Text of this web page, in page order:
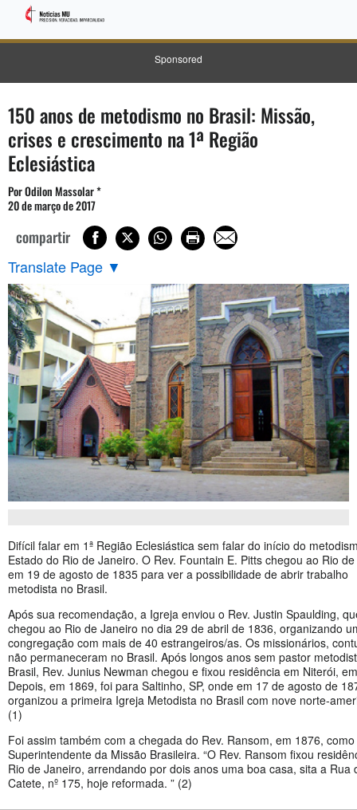
Sponsored
150 anos de metodismo no Brasil: Missão,
crises e crescimento na 1ª Região
Eclesiástica
Por Odilon Massolar *
20 de março de 2017
compartir
Translate Page ▼
Difícil falar em 1ª Região Eclesiástica sem falar do início do
Estado do Rio de Janeiro. O Rev. Fountain E. Pitts chegou ao Rio
em 19 de agosto de 1835 para ver a possibilidade de abrir trabalho
metodista no Brasil.
Após sua recomendação, a Igreja enviou o Rev. Justin Spaulding,
chegou ao Rio de Janeiro no dia 29 de abril de 1836, organizando
congregação com mais de 40 estrangeiros/as. Os missionários,
não permaneceram no Brasil. Após longos anos sem pastor
Brasil, Rev. Junius Newman chegou e fixou residência em Niterói,
Depois, em 1869, foi para Saltinho, SP, onde em 17 de agosto de
organizou a primeira Igreja Metodista no Brasil com nove norte-
(1)
Foi assim também com a chegada do Rev. Ransom, em 1876, como
Superintendente da Missão Brasileira. “O Rev. Ransom fixou
Rio de Janeiro, arrendando por dois anos uma boa casa, sita a Rua
Catete, nº 175, hoje reformada. ” (2)